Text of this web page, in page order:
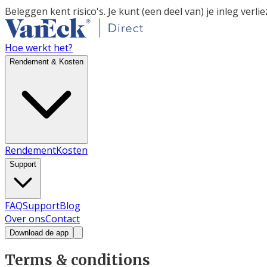
Beleggen kent risico's. Je kunt (een deel van) je inleg
Hoe werkt het?
Rendement & Kosten
RendementKosten
Support
FAQSupportBlog
Over onsContact
Download de app
Terms & conditions